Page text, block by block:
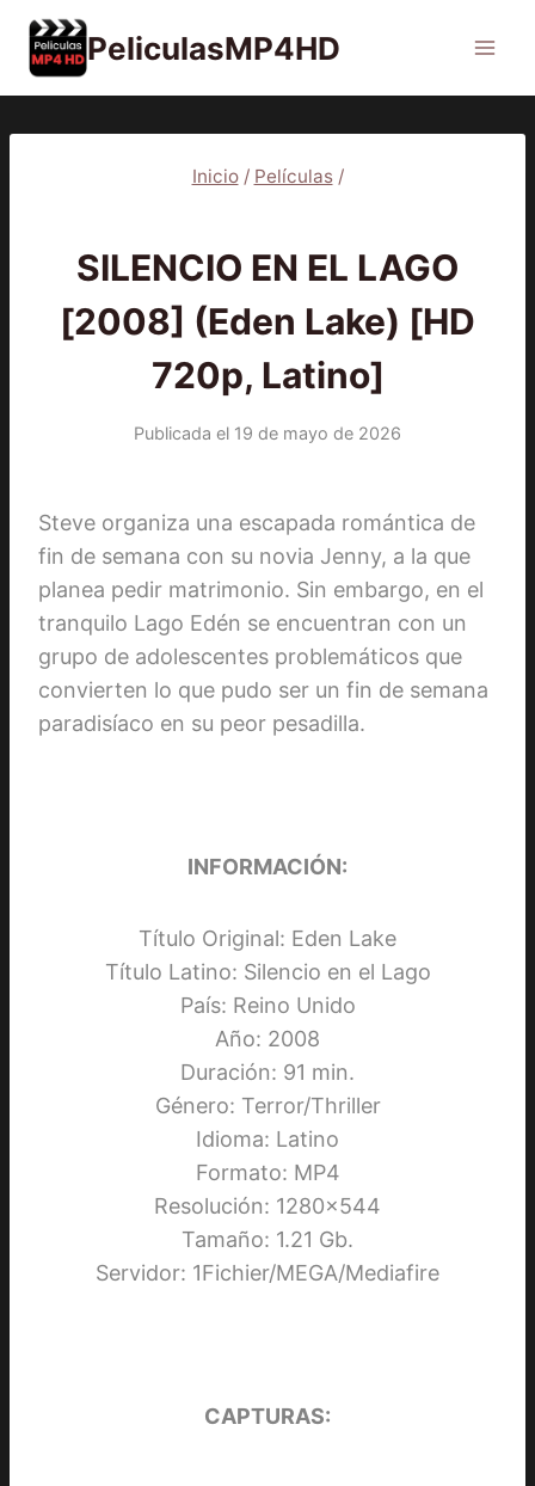
Saltar
contenido
PeliculasMP4HD
Inicio / Películas /
SILENCIO EN EL LAGO
[2008] (Eden Lake) [HD
720p, Latino]
Publicada el 19 de mayo de 2026
Steve organiza una escapada romántica de
fin de semana con su novia Jenny, a la que
planea pedir matrimonio. Sin embargo, en el
tranquilo Lago Edén se encuentran con un
grupo de adolescentes problemáticos que
convierten lo que pudo ser un fin de semana
paradisíaco en su peor pesadilla.
INFORMACIÓN:
Título Original: Eden Lake
Título Latino: Silencio en el Lago
País: Reino Unido
Año: 2008
Duración: 91 min.
Género: Terror/Thriller
Idioma: Latino
Formato: MP4
Resolución: 1280×544
Tamaño: 1.21 Gb.
Servidor: 1Fichier/MEGA/Mediafire
CAPTURAS: